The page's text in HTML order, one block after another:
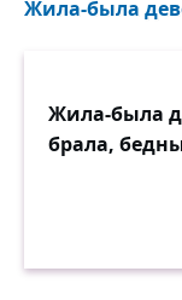
Жила-была
Жила-была
брала,